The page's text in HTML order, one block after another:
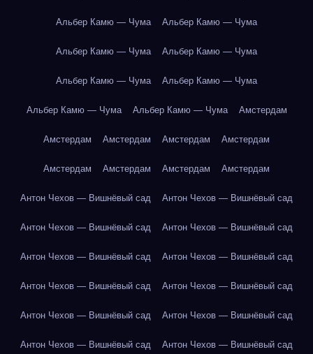
Альбер Камю — Чума Альбер Камю — Чума
Альбер Камю — Чума Альбер Камю — Чума
Альбер Камю — Чума Альбер Камю — Чума
Альбер Камю — Чума Альбер Камю — Чума Амстердам
Амстердам Амстердам Амстердам Амстердам
Амстердам Амстердам Амстердам Амстердам
Антон Чехов — Вишнёвый сад Антон Чехов — Вишнёвый сад
Антон Чехов — Вишнёвый сад Антон Чехов — Вишнёвый сад
Антон Чехов — Вишнёвый сад Антон Чехов — Вишнёвый сад
Антон Чехов — Вишнёвый сад Антон Чехов — Вишнёвый сад
Антон Чехов — Вишнёвый сад Антон Чехов — Вишнёвый сад
Антон Чехов — Вишнёвый сад Антон Чехов — Вишнёвый сад